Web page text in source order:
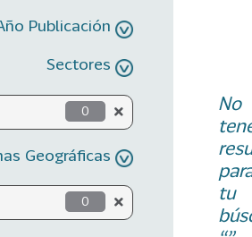
Publicación
Sectores
0
Geográficas
0
No
tu